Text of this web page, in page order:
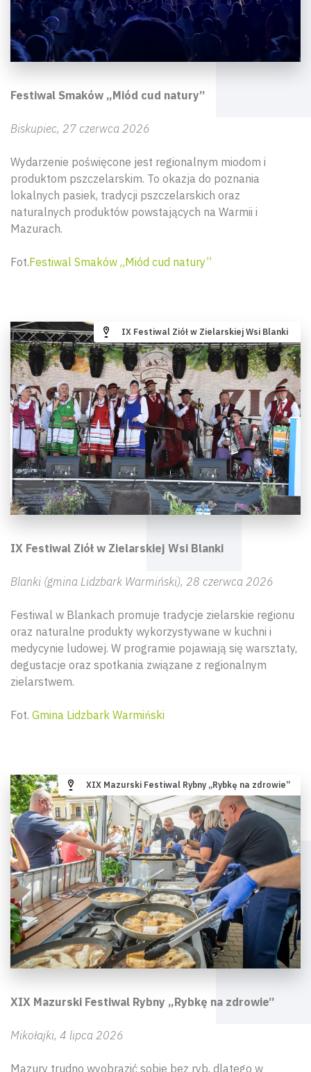
Festiwal Smaków „Miód cud natury”
Biskupiec, 27 czerwca 2026
Wydarzenie poświęcone jest regionalnym miodom i
produktom pszczelarskim. To okazja do poznania
lokalnych pasiek, tradycji pszczelarskich oraz
naturalnych produktów powstających na Warmii i
Mazurach.
Fot.Festiwal Smaków „Miód cud natury”
IX Festiwal Ziół w Zielarskiej Wsi Blanki
IX Festiwal Ziół w Zielarskiej Wsi Blanki
Blanki (gmina Lidzbark Warmiński), 28 czerwca 2026
Festiwal w Blankach promuje tradycje zielarskie regionu
oraz naturalne produkty wykorzystywane w kuchni i
medycynie ludowej. W programie pojawiają się warsztaty,
degustacje oraz spotkania związane z regionalnym
zielarstwem.
Fot. Gmina Lidzbark Warmiński
XIX Mazurski Festiwal Rybny „Rybkę na zdrowie”
Mikołajki, 4 lipca 2026
Mazury trudno wyobrazić sobie bez ryb, dlatego w
XIX Mazurski Festiwal Rybny „Rybkę na zdrowie”